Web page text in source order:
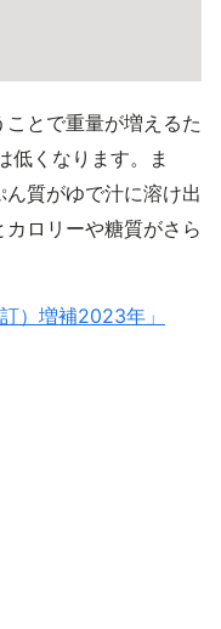
とで重量が増えるた
低くなります。ま
質がゆで汁に溶け出
ロリーや糖質がさら
）増補2023年」